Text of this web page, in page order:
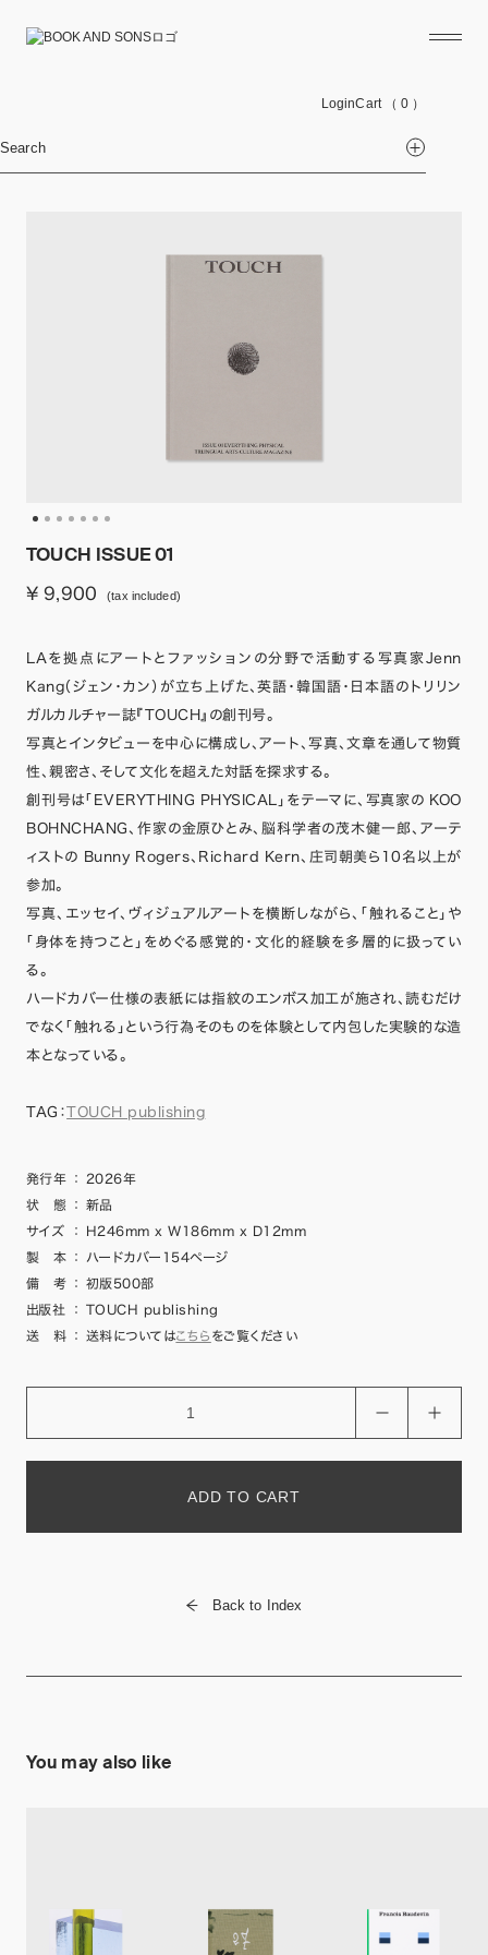
LoginCart （ 0 ）
Search
TOUCH ISSUE 01
¥ 9,900 (tax included)
LAを拠点にアートとファッションの分野で活動する写真家Jenn
Kang（ジェン・カン）が立ち上げた、英語・韓国語・日本語のトリリン
ガルカルチャー誌『TOUCH』の創刊号。
写真とインタビューを中心に構成し、アート、写真、文章を通して物質
性、親密さ、そして文化を超えた対話を探求する。
創刊号は「EVERYTHING PHYSICAL」をテーマに、写真家の KOO
BOHNCHANG、作家の金原ひとみ、脳科学者の茂木健一郎、アーテ
ィストの Bunny Rogers、Richard Kern、庄司朝美ら10名以上が
参加。
写真、エッセイ、ヴィジュアルアートを横断しながら、「触れること」や
「身体を持つこと」をめぐる感覚的・文化的経験を多層的に扱ってい
る。
ハードカバー仕様の表紙には指紋のエンボス加工が施され、読むだけ
でなく「触れる」という行為そのものを体験として内包した実験的な造
本となっている。
TAG：TOUCH publishing
発行年 ：
2026年
状 態
：
新品
サイズ
：
H246mm x W186mm x D12mm
製 本
：
ハードカバー154ページ
備 考
：
初版500部
出版社
：
TOUCH publishing
送 料
： 送料についてはこちら をご覧ください
ADD TO CART
Back to Index
You may also like